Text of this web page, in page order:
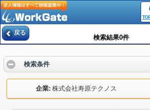
戻る
検索結果0件
検索条件
企業 株式会社寿原テクノス